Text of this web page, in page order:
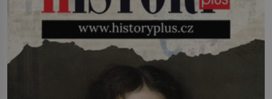
infekcí, hmyzem a vysycháním. Dá se
říct, že je to přírodní […]